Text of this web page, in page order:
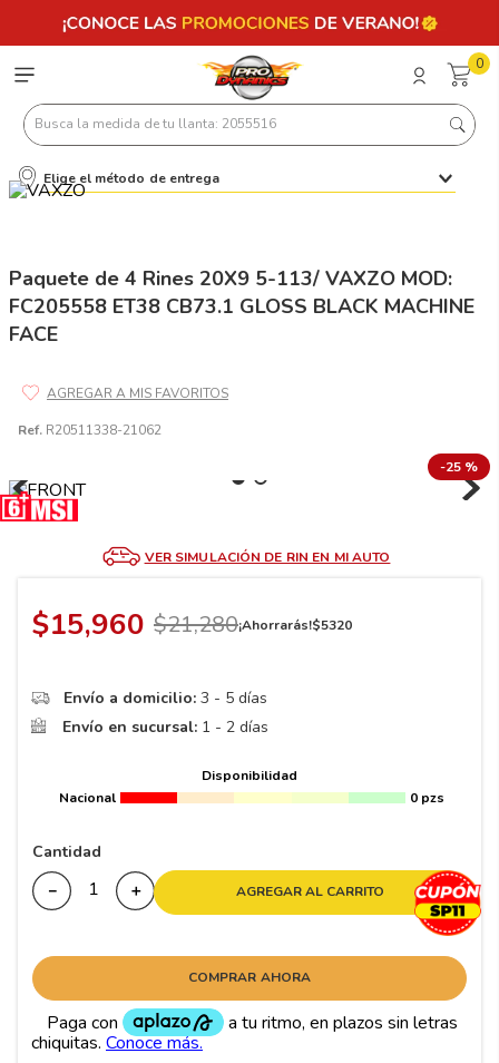
0
Busca la medida de tu llanta: 2055516
Elige el método de entrega
Paquete de 4 Rines 20X9 5-113/ VAXZO MOD:
FC205558 ET38 CB73.1 GLOSS BLACK MACHINE
FACE
Ref. R20511338-21062
-25 %
VER SIMULACIÓN DE RIN EN MI AUTO
$15,960 $21,280¡Ahorrarás!$5320
Envío a domicilio: 3 - 5 días
Envío en sucursal: 1 - 2 días
Disponibilidad
Nacional
0 pzs
Cantidad
＋
－ AGREGAR AL CARRITO
COMPRAR AHORA
Términos más buscados
3. 225